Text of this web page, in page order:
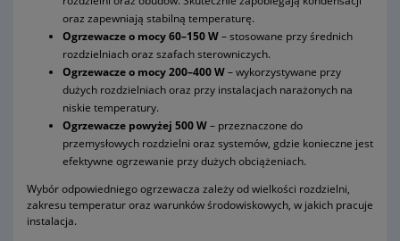
oraz zapewniają stabilną temperaturę.
Ogrzewacze o mocy 60–150 W– stosowane przy średnich
rozdzielniach oraz szafach sterowniczych.
Ogrzewacze o mocy 200–400 W– wykorzystywane przy
dużych rozdzielniach oraz przy instalacjach narażonych na
niskie temperatury.
Ogrzewacze powyżej 500 W– przeznaczone do
przemysłowych rozdzielni oraz systemów, gdzie konieczne jest
efektywne ogrzewanie przy dużych obciążeniach.
Wybór odpowiedniego ogrzewacza zależy od wielkości rozdzielni,
zakresu temperatur oraz warunków środowiskowych, w jakich pracuje
instalacja.